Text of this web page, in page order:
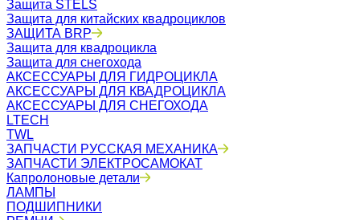
Защита STELS
Защита для китайских квадроциклов
ЗАЩИТА BRP
Защита для квадроцикла
Защита для снегохода
АКСЕССУАРЫ ДЛЯ ГИДРОЦИКЛА
АКСЕССУАРЫ ДЛЯ КВАДРОЦИКЛА
АКСЕССУАРЫ ДЛЯ СНЕГОХОДА
LTECH
TWL
ЗАПЧАСТИ РУССКАЯ МЕХАНИКА
ЗАПЧАСТИ ЭЛЕКТРОСАМОКАТ
Капролоновые детали
ЛАМПЫ
ПОДШИПНИКИ